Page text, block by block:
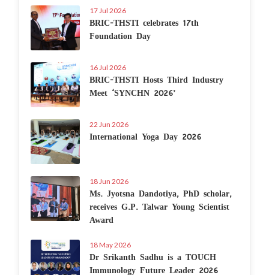
17 Jul 2026
BRIC-THSTI celebrates 17th
Foundation Day
16 Jul 2026
BRIC-THSTI Hosts Third Industry
Meet ‘SYNCHN 2026’
22 Jun 2026
International Yoga Day 2026
18 Jun 2026
Ms. Jyotsna Dandotiya, PhD scholar,
receives G.P. Talwar Young Scientist
Award
18 May 2026
Dr Srikanth Sadhu is a TOUCH
Immunology Future Leader 2026